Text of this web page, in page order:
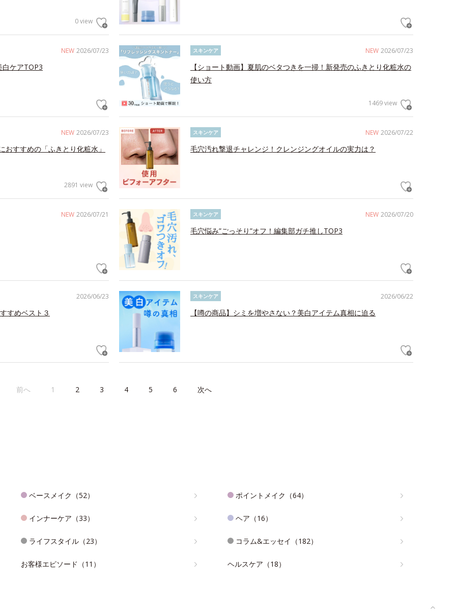
0 view
NEW 2026/07/23
ケアTOP3
NEW 2026/07/23
スキンケア
【ショート動画】夏肌のベタつきを一掃！新発売のふきとり化粧水の
使い方
1469 view
NEW 2026/07/23
すすめの「ふきとり化粧水」
2891 view
NEW 2026/07/22
スキンケア
毛穴汚れ撃退チャレンジ！クレンジングオイルの実力は？
NEW 2026/07/21 NEW 2026/07/20
スキンケア
毛穴悩み”ごっそり”オフ！編集部ガチ推しTOP3
2026/06/23
すめベスト３
2026/06/22
スキンケア
【噂の商品】シミを増やさない？美白アイテム真相に迫る
前へ 1 2 3 4 5 6 次へ
ベースメイク（52） ポイントメイク（64）
インナーケア（33） ヘア（16）
ライフスタイル（23） コラム&エッセイ（182）
お客様エピソード（11） ヘルスケア（18）